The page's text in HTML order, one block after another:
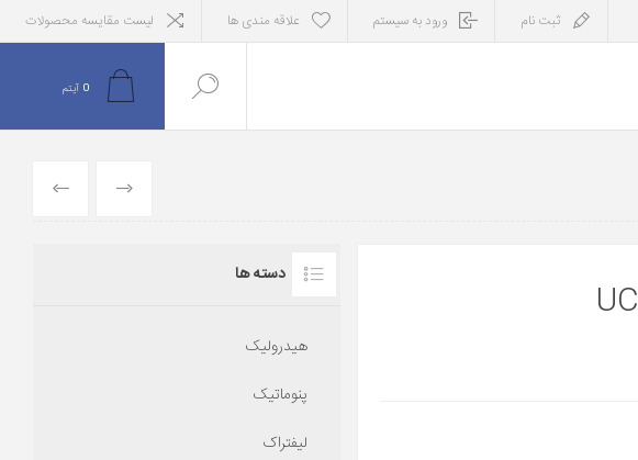
ثبت نام ورود به سیستم علاقه مندی ها لیست مقایسه محصولات
0 آیتم
بعدی
دسته ها
هیدرولیک
پنوماتیک
لیفتراک